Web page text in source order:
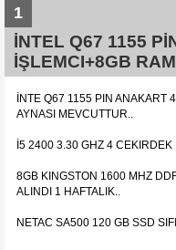
1
İNTEL Q67 1155
İŞLEMCI+8GB
İNTE Q67 1155 PIN ANAKART
AYNASI MEVCUTTUR..
İ5 2400 3.30 GHZ 4 CEKIRDEK
8GB KINGSTON 1600 MHZ
ALINDI 1 HAFTALIK..
NETAC SA500 120 GB SSD